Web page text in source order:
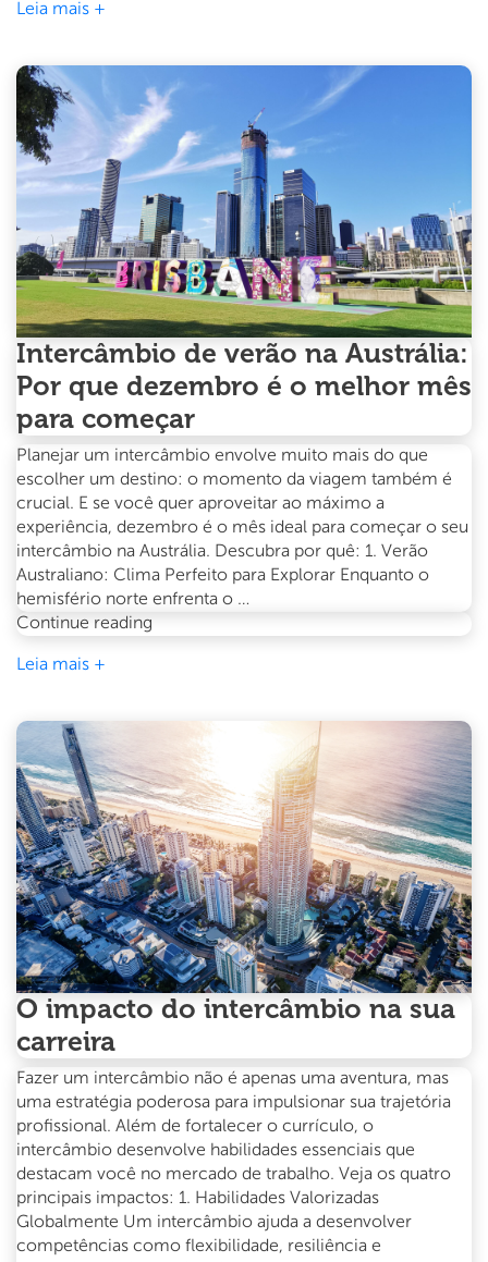
seu
intercâmbio
em
2025
Leia mais +
Intercâmbio de verão na Austrália:
Por que dezembro é o melhor mês
para começar
Planejar um intercâmbio envolve muito mais do que
escolher um destino: o momento da viagem também é
crucial. E se você quer aproveitar ao máximo a
experiência, dezembro é o mês ideal para começar o seu
intercâmbio na Austrália. Descubra por quê: 1. Verão
Australiano: Clima Perfeito para Explorar Enquanto o
hemisfério norte enfrenta o …
Continue reading
Austrália:
que
dezembro
é
o
melhor
mês
para
começar
Leia mais +
O impacto do intercâmbio na sua
carreira
Fazer um intercâmbio não é apenas uma aventura, mas
uma estratégia poderosa para impulsionar sua trajetória
profissional. Além de fortalecer o currículo, o
intercâmbio desenvolve habilidades essenciais que
destacam você no mercado de trabalho. Veja os quatro
principais impactos: 1. Habilidades Valorizadas
Globalmente Um intercâmbio ajuda a desenvolver
competências como flexibilidade, resiliência e